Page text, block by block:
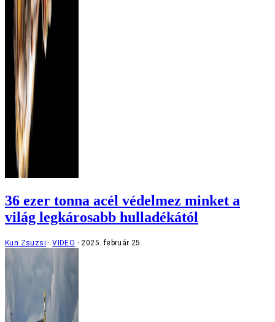
36 ezer tonna acél védelmez minket a
világ legkárosabb hulladékától
Kun Zsuzsi VIDEO 2025. február 25.